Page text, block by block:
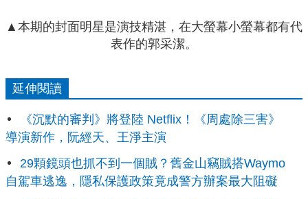
▲本期的封面明星是演技精湛，在大螢幕小螢幕都有代
表作的郭采潔。
延伸閱讀
《沉默的審判》將登陸 Netflix！《周處除三害》
導演新作，阮經天、王淨主演
29顆鏡頭也抓不到一個賊？舊金山竊賊搭Waymo
自駕車逃逸，隱私保護政策竟成警方辦案最大阻礙